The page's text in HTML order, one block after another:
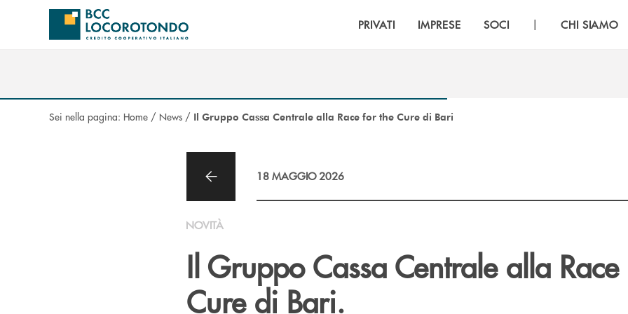
Salta al contenuto principale
PRIVATI IMPRESE SOCI | CHI SIAMO
Sei nella pagina: Home / News / Il Gruppo Cassa Centrale alla Race for the Cure di Bari
18 MAGGIO 2026
NOVITÀ
Il Gruppo Cassa Centrale alla
Cure di Bari.